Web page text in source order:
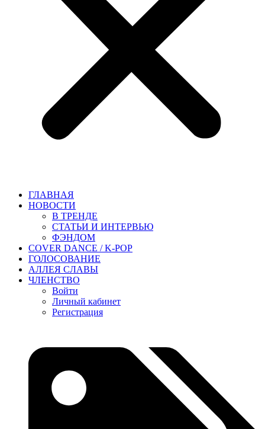
ГЛАВНАЯ
НОВОСТИ
В ТРЕНДЕ
СТАТЬИ И ИНТЕРВЬЮ
ФЭНДОМ
COVER DANCE / K-POP
ГОЛОСОВАНИЕ
АЛЛЕЯ СЛАВЫ
ЧЛЕНСТВО
Войти
Личный кабинет
Регистрация